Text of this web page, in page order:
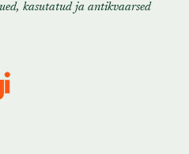
kasutatud ja antikvaarsed